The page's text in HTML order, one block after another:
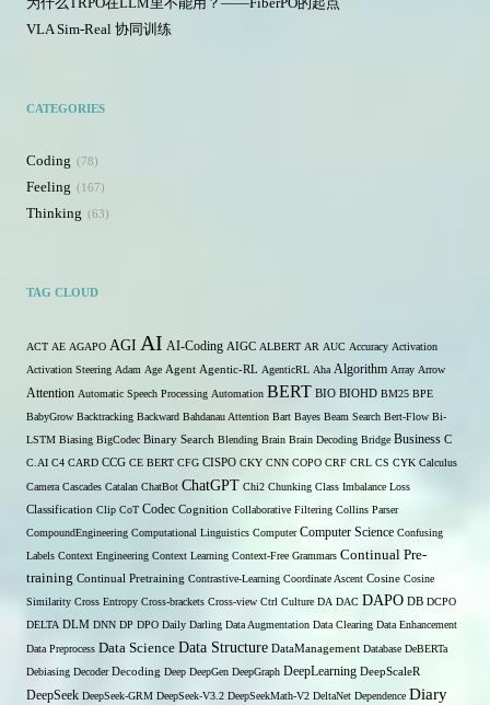
VLA Sim-Real 协同训练
CATEGORIES
Coding 78
Feeling 167
Thinking 63
TAG CLOUD
ACT AE AGAPO AGI AI AI-Coding AIGC ALBERT AR AUC Accuracy Activation
Activation Steering Adam Age Agent Agentic-RL AgenticRL Aha Algorithm Array Arrow
Attention Automatic Speech Processing Automation BERT BIO BIOHD BM25 BPE
BabyGrow Backtracking Backward Bahdanau Attention Bart Bayes Beam Search Bert-Flow Bi-
LSTM Biasing BigCodec Binary Search Blending Brain Brain Decoding Bridge Business C
C.AI C4 CARD CCG CE BERT CFG CISPO CKY CNN COPO CRF CRL CS CYK Calculus
Camera Cascades Catalan ChatBot ChatGPT Chi2 Chunking Class Imbalance Loss
Classification Clip CoT Codec Cognition Collaborative Filtering Collins Parser
CompoundEngineering Computational Linguistics Computer Computer Science Confusing
Labels Context Engineering Context Learning Context-Free Grammars Continual Pre-
training Continual Pretraining Contrastive-Learning Coordinate Ascent Cosine Cosine
Similarity Cross Entropy Cross-brackets Cross-view Ctrl Culture DA DAC DAPO DB DCPO
DELTA DLM DNN DP DPO Daily Darling Data Augmentation Data Clearing Data Enhancement
Data Preprocess Data Science Data Structure DataManagement Database DeBERTa
Debiasing Decoder Decoding Deep DeepGen DeepGraph DeepLearning DeepScaleR
DeepSeek DeepSeek-GRM DeepSeek-V3.2 DeepSeekMath-V2 DeltaNet Dependence Diary